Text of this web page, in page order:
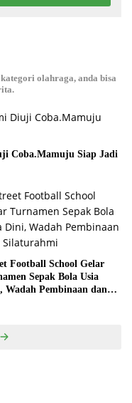
olahraga, anda bisa
Coba.Mamuju Siap Jadi
Football School Gelar
Sepak Bola Usia
Wadah Pembinaan dan